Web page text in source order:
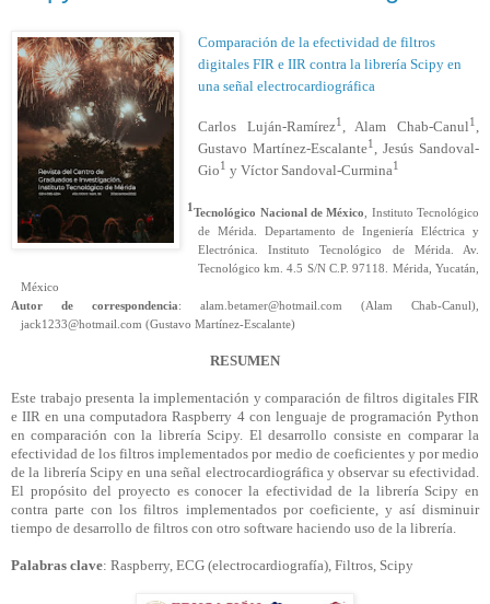
Comparación de la efectividad de filtros
digitales FIR e IIR contra la librería Scipy en
una señal electrocardiográfica
Carlos Luján-Ramírez1 , Alam Chab-Canul1
Gustavo Martínez-Escalante1 , Jesús Sandoval-
Gio1 y Víctor Sandoval-Curmina1
1Tecnológico Nacional de México, Instituto Tecnológico
de Mérida. Departamento de Ingeniería Eléctrica y
Electrónica. Instituto Tecnológico de Mérida. Av.
Tecnológico km. 4.5 S/N C.P. 97118. Mérida, Yucatán,
México
Autor de correspondencia: alam.betamer@hotmail.com (Alam Chab-Canul),
jack1233@hotmail.com (Gustavo Martínez-Escalante)
RESUMEN
Este trabajo presenta la implementación y comparación de filtros digitales FIR
e IIR en una computadora Raspberry 4 con lenguaje de programación Python
en comparación con la librería Scipy. El desarrollo consiste en comparar la
efectividad de los filtros implementados por medio de coeficientes y por medio
de la librería Scipy en una señal electrocardiográfica y observar su efectividad.
El propósito del proyecto es conocer la efectividad de la librería Scipy en
contra parte con los filtros implementados por coeficiente, y así disminuir
tiempo de desarrollo de filtros con otro software haciendo uso de la librería.
Palabras clave: Raspberry, ECG (electrocardiografía), Filtros, Scipy